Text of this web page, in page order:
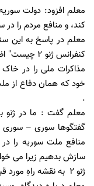
معلم افزود: دولت
کند، و منافع مردم را
معلم در پاسخ به این
کنفرانس
مذاکرات ملی را در خاک
خود که همان دفاع از
.
معلم گفت : ما در ژنو
گفتگوها سوری – سوری
منافع ملت سوریه را در
سازش بدهیم زیرا می
ژنو 2 به نقشه راهِ مورد قبول ملت سوریه دست پیدا کنیم .